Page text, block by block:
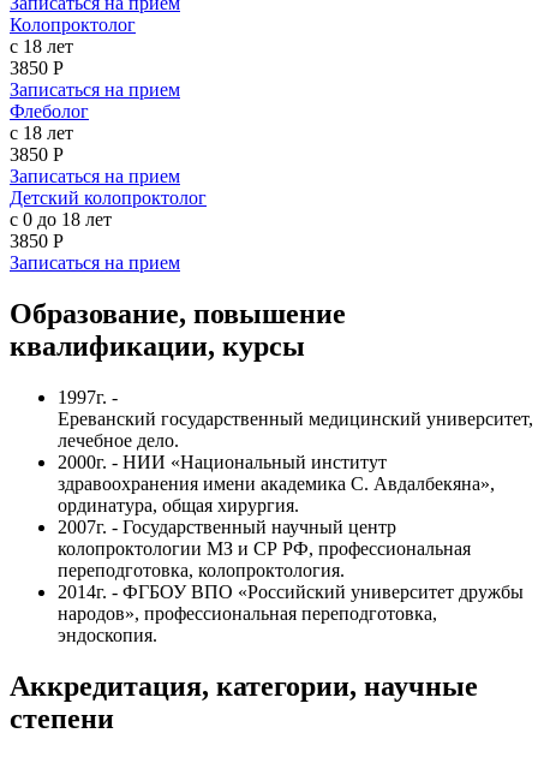
Колопроктолог
с 18 лет
3850 Р
Записаться на прием
Флеболог
с 18 лет
3850 Р
Записаться на прием
Детский колопроктолог
с 0 до 18 лет
3850 Р
Записаться на прием
Образование, повышение
квалификации, курсы
1997г. -
Ереванский государственный медицинский университет,
лечебное дело.
2000г. - НИИ «Национальный институт
здравоохранения имени академика С. Авдалбекяна»,
ординатура, общая хирургия.
2007г. - Государственный научный центр
колопроктологии МЗ и СР РФ, профессиональная
переподготовка, колопроктология.
2014г. - ФГБОУ ВПО «Российский университет дружбы
народов», профессиональная переподготовка,
эндоскопия.
Аккредитация, категории, научные
степени